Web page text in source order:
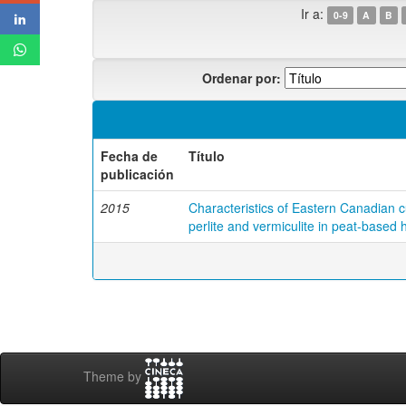
Ir a: 0-9 A B
Ordenar por:
Fecha de
publicación
Título
2015
Characteristics of Eastern Canadian
perlite and vermiculite in peat-based
Theme by